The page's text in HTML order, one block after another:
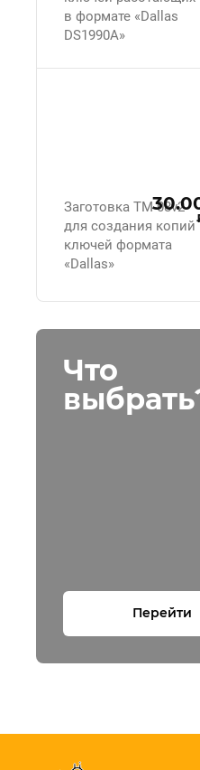
в формате «Dallas
DS1990A»
Заготовка ТМ-08v2
для создания копий
ключей формата
«Dallas»
Что
Перейти